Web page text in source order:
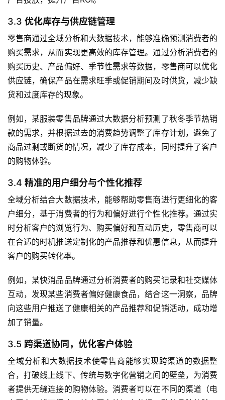
3.3 优化库存与供应链管理
零售商通过全域分析和大数据技术，能够准确预测消费者的
购买需求，从而实现更高效的库存管理。通过分析消费者的
购买历史、产品偏好、季节性需求等数据，零售商可以优化
供应链，确保产品在需求旺季或促销期间及时供货，减少缺
货和过度库存的现象。
例如，某服装零售品牌通过大数据分析预测了秋冬季节热销
款的需求，并根据过去的消费趋势调整了库存计划，避免了
商品过剩或断货的情况，减少了库存成本，同时提升了客户
的购物体验。
3.4 精准的用户细分与个性化推荐
全域分析结合大数据技术，能够帮助零售商进行更细化的客
户细分，基于消费者的行为和偏好进行个性化推荐。通过实
时分析客户的浏览行为、购买偏好和互动历史，零售商可以
在合适的时机推送定制化的产品推荐和优惠信息，从而提升
客户的购买转化率。
例如，某快消品品牌通过分析消费者的购买记录和社交媒体
互动，发现某些消费者偏好健康食品，结合这一洞察，品牌
向这些用户推送了健康相关的产品推荐和促销活动，成功增
加了销量。
3.5 跨渠道协同，优化客户体验
全域分析和大数据技术使零售商能够实现跨渠道的数据整
合，打破线上线下、传统与数字化营销之间的壁垒，为消费
者提供无缝连接的购物体验。消费者可以在不同的渠道（电